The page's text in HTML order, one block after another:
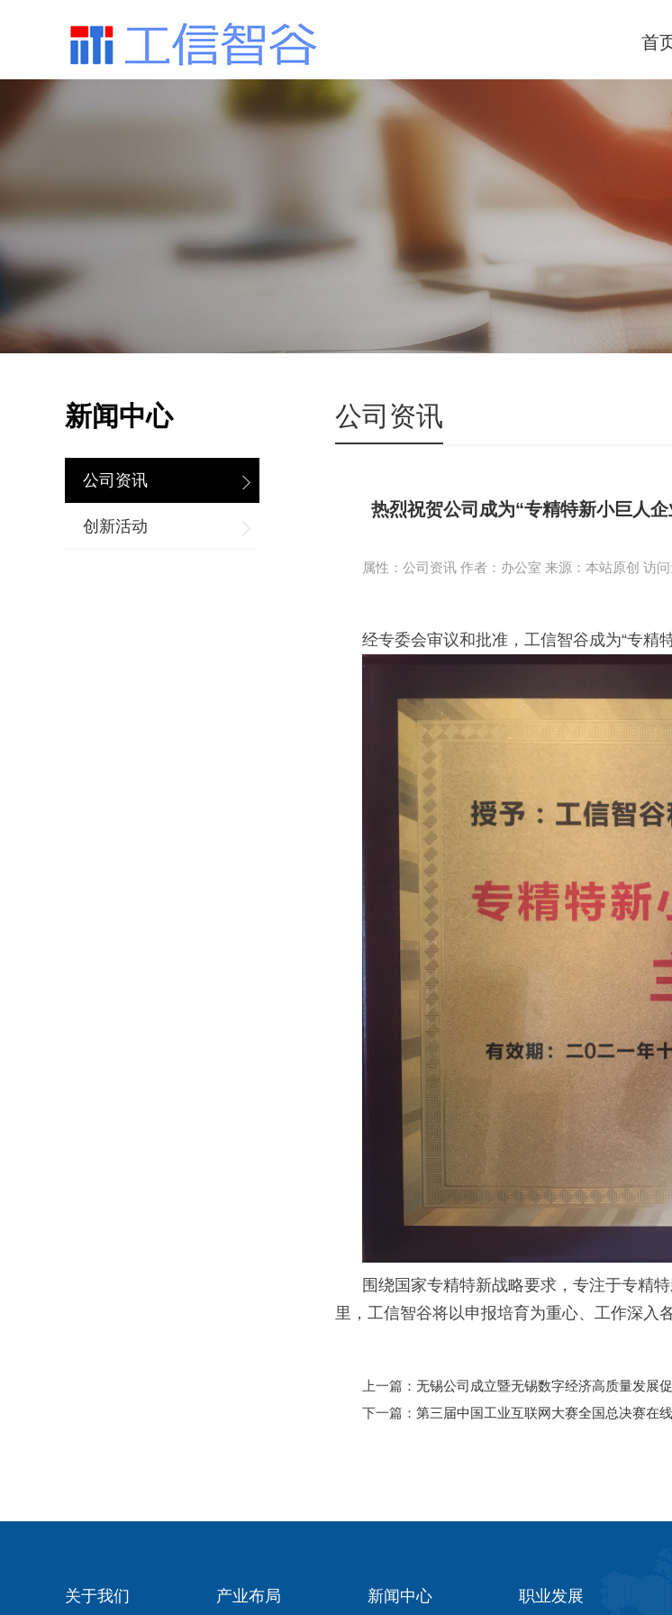
首
新闻中心
公司资讯
创新活动
公司资讯
热烈祝贺公司成为“专精特新小巨人
属性：公司资讯 作者：办公室 来源：本站原创 访
经专委会审议和批准，工信智谷成为“专精
围绕国家专精特新战略要求，专注于专精
里，工信智谷将以申报培育为重心、工作深入
上一篇： 无锡公司成立暨无锡数字经济高质量发展
下一篇： 第三届中国工业互联网大赛全国总决赛在
关于我们 产业布局 新闻中心 职业发展